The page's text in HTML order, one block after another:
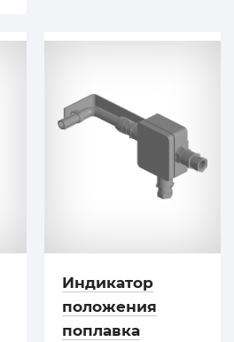
Индикатор
положения
поплавка